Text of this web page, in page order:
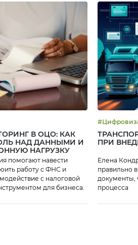
В ОЦО: КАК
НАД ДАННЫМИ И
НАГРУЗКУ
помогают навести
работу с ФНС и
с налоговой
для бизнеса.
ПРИ
Елена
правильно
документы,
процесса